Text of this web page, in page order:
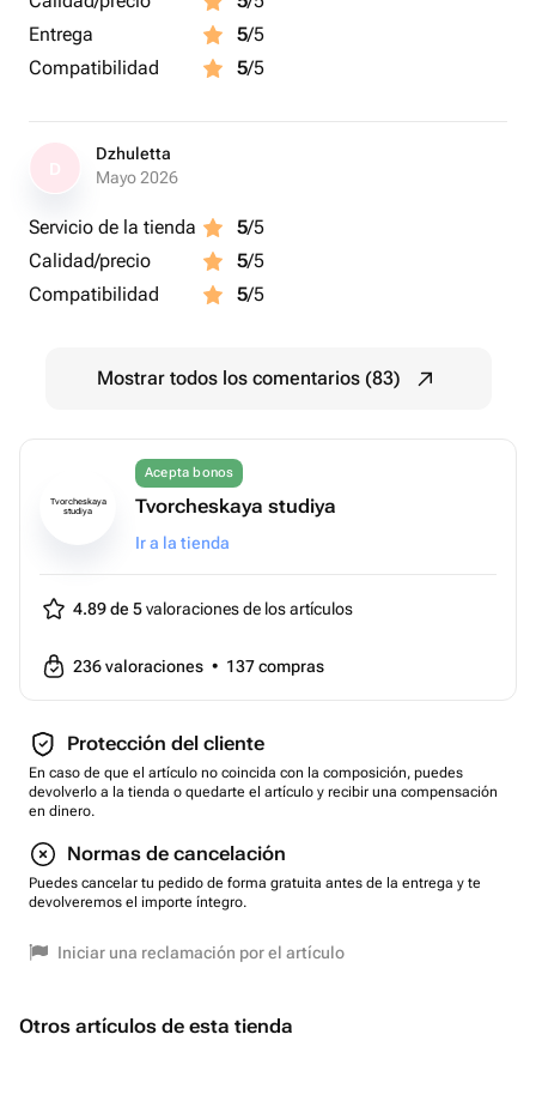
Entrega
5/5
Compatibilidad
5/5
Dzhuletta
Mayo 2026
Servicio de la tienda 5/5
Calidad/precio
5/5
Compatibilidad
5/5
Mostrar todos los comentarios (83)
Tvorcheskaya
studiya
Acepta bonos
Tvorcheskaya studiya
Ir a la tienda
4.89 de 5valoraciones de los artículos
236valoraciones • 137compras
Protección del cliente
En caso de que el artículo no coincida con la composición, puedes
devolverlo a la tienda o quedarte el artículo y recibir una compensación
en dinero.
Normas de cancelación
Puedes cancelar tu pedido de forma gratuita antes de la entrega y te
devolveremos el importe íntegro.
Iniciar una reclamación por el artículo
Otros artículos de esta tienda